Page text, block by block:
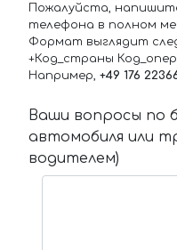
Пожалуйста,
телефона в полном
Формат выглядит
+Код_страны
Например, +49 176
Ваши вопросы по
автомобиля или
водителем)